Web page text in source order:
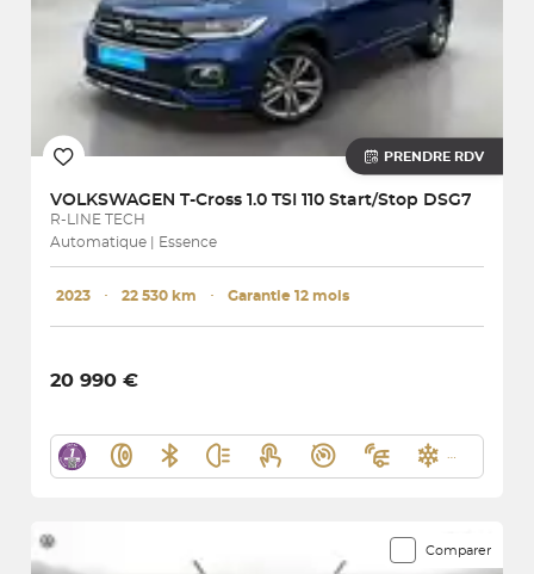
PRENDRE RDV
VOLKSWAGEN T-Cross 1.0 TSI 110 Start/Stop DSG7
R-LINE TECH
Automatique | Essence
2023 ･ 22 530 km ･ Garantie 12 mois
20 990 €
Comparer